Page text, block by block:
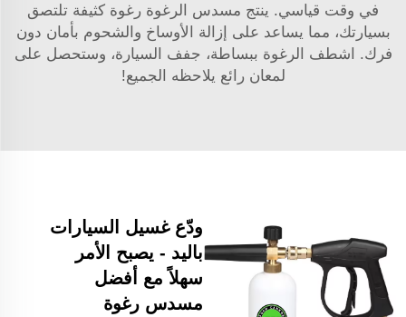
في وقت قياسي. ينتج مسدس الرغوة رغوة كثيفة تلتصق
بسيارتك، مما يساعد على إزالة الأوساخ والشحوم بأمان دون
فرك. اشطف الرغوة ببساطة، جفف السيارة، وستحصل على
لمعان رائع يلاحظه الجميع!
ودّع غسيل السيارات
باليد - يصبح الأمر
سهلاً مع أفضل
مسدس رغوة